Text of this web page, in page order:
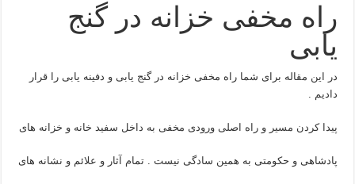
راه مخفی خزانه در گنج
یابی
در این مقاله برای شما راه مخفی خزانه در گنج یابی و دفینه یابی را قرار
دادیم .
پیدا کردن مسیر و راه اصلی ورودی مخفی به داخل سفید خانه و خزانه های
پادشاهی و حکومتی به همین سادگی نیست . تمام آثار و علائم و نشانه های